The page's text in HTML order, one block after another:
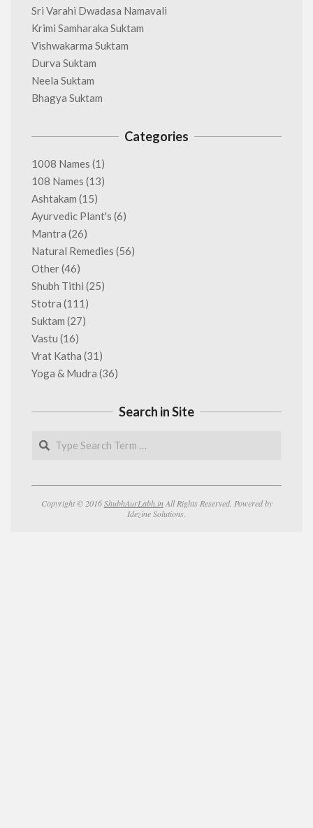
Sri Varahi Dwadasa Namavali
Krimi Samharaka Suktam
Vishwakarma Suktam
Durva Suktam
Neela Suktam
Bhagya Suktam
Categories
1008 Names (1)
108 Names (13)
Ashtakam (15)
Ayurvedic Plant's (6)
Mantra (26)
Natural Remedies (56)
Other(46)
Shubh Tithi (25)
Stotra (111)
Suktam (27)
Vastu (16)
Vrat Katha (31)
Yoga & Mudra (36)
Search in Site
Search
Copyright © 2016ShubhAurLabh.in All Rights Reserved. Powered by
Idezine Solutions.